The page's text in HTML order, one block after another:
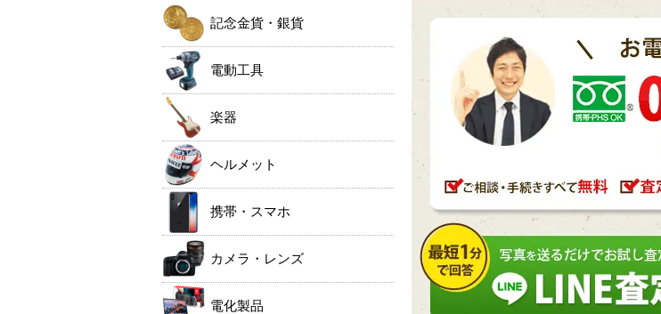
記念金貨・銀貨
電動工具
楽器
ヘルメット
携帯・スマホ
カメラ・レンズ
電化製品